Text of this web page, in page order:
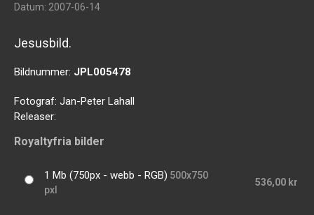
Datum: 2007-06-14
Jesusbild.
Bildnummer: JPL005478
Fotograf: Jan-Peter Lahall
Releaser:
Royaltyfria bilder
1 Mb (750px - webb - RGB) 500x750
pxl
536,00 kr